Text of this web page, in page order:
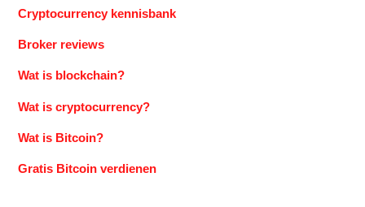
Cryptocurrency kennisbank
Broker reviews
Wat is blockchain?
Wat is cryptocurrency?
Wat is Bitcoin?
Gratis Bitcoin verdienen